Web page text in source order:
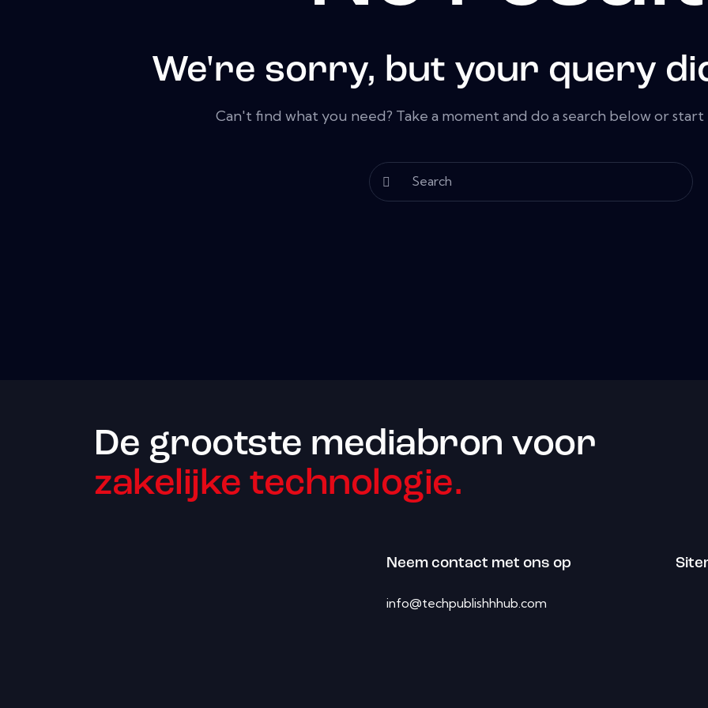
We're sorry, but your query
Can't find what you need? Take a moment and do a search below or
De grootste mediabron voor
zakelijke technologie.
Neem contact met ons op
info@techpublishhhub.com